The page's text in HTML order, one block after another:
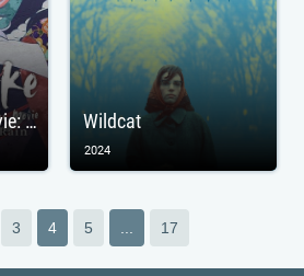
Mononoke the Movie: The Phantom in the Rain Wildcat
2024
3 4 5 17